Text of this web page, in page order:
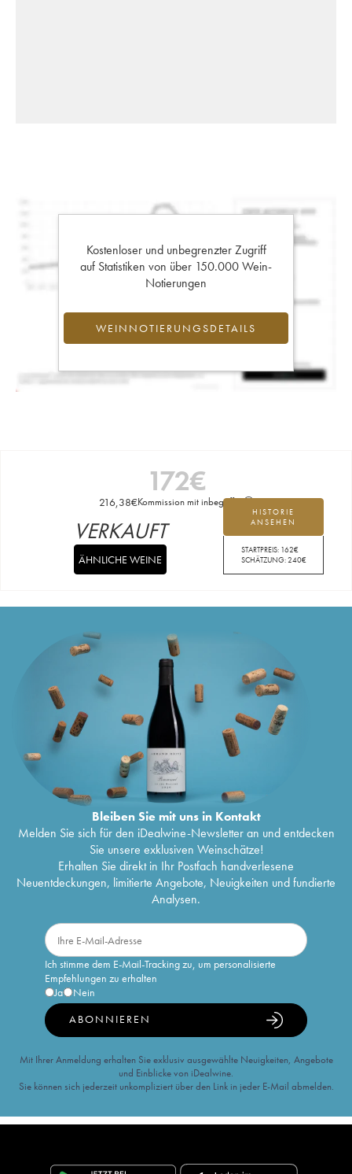
Kostenloser und unbegrenzter Zugriff
auf Statistiken von über 150.000 Wein-
Notierungen
WEINNOTIERUNGSDETAILS
172€
216,38€Kommission mit inbegriffen
HISTORIE
ANSEHEN
STARTPREIS: 162€
SCHÄTZUNG:240€
VERKAUFT
ÄHNLICHE WEINE
Bleiben Sie mit uns in Kontakt
Melden Sie sich für den iDealwine-Newsletter an und entdecken
Sie unsere exklusiven Weinschätze!
Erhalten Sie direkt in Ihr Postfach handverlesene
Neuentdeckungen, limitierte Angebote, Neuigkeiten und fundierte
Analysen.
Ich stimme dem E-Mail-Tracking zu, um personalisierte
Empfehlungen zu erhalten
Ja
Nein
ABONNIEREN
Mit Ihrer Anmeldung erhalten Sie exklusiv ausgewählte Neuigkeiten, Angebote
und Einblicke von iDealwine.
Sie können sich jederzeit unkompliziert über den Link in jeder E-Mail abmelden.